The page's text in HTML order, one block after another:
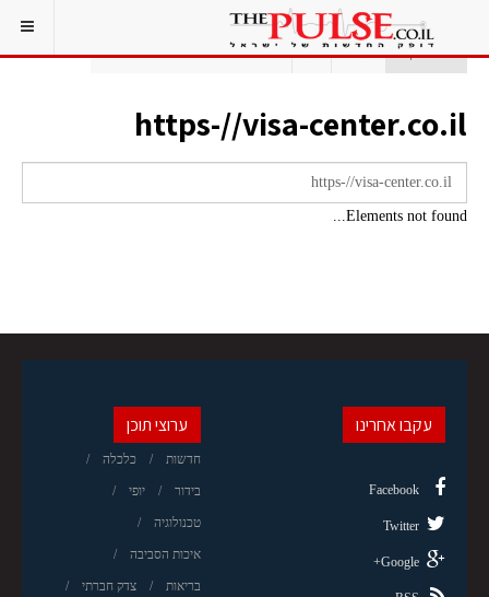
אתם כאן: ראשי תג HTTPS-//VISA-CENTER.CO.IL
https-//visa-center.co.il
Elements not found...
ערוצי תוכן
חדשות כלכלה
בידור יופי
טכנולוגיה
איכות הסביבה
בריאות צדק חברתי
עקבו אחרינו
Facebook
Twitter
Google+